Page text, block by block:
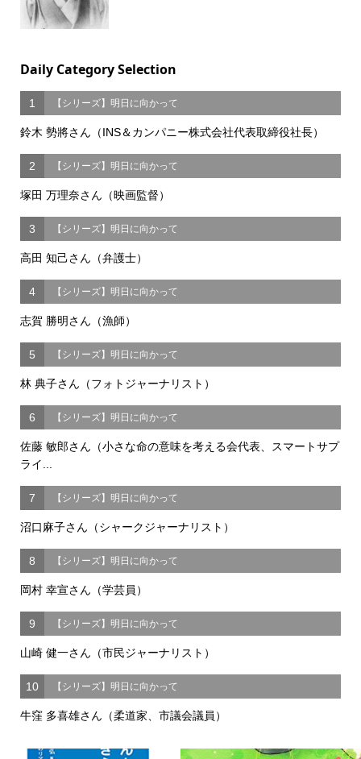
Daily Category Selection
1 【シリーズ】明日に向かって
鈴木 勢將さん（INS＆カンパニー株式会社代表取締役社長）
2 【シリーズ】明日に向かって
塚田 万理奈さん（映画監督）
3 【シリーズ】明日に向かって
高田 知己さん（弁護士）
4 【シリーズ】明日に向かって
志賀 勝明さん（漁師）
5 【シリーズ】明日に向かって
林 典子さん（フォトジャーナリスト）
6 【シリーズ】明日に向かって
佐藤 敏郎さん（小さな命の意味を考える会代表、スマートサプ
ライ...
7 【シリーズ】明日に向かって
沼口麻子さん（シャークジャーナリスト）
8 【シリーズ】明日に向かって
岡村 幸宣さん（学芸員）
9 【シリーズ】明日に向かって
山崎 健一さん（市民ジャーナリスト）
10 【シリーズ】明日に向かって
牛窪 多喜雄さん（柔道家、市議会議員）